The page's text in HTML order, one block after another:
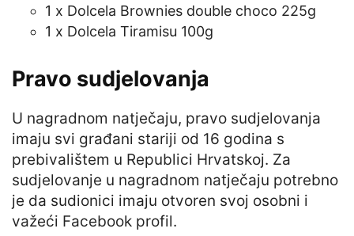
1 x Dolcela Brownies double choco 225g
1 x Dolcela Tiramisu 100g
Pravo sudjelovanja
U nagradnom natječaju, pravo sudjelovanja
imaju svi građani stariji od 16 godina s
prebivalištem u Republici Hrvatskoj. Za
sudjelovanje u nagradnom natječaju potrebno
je da sudionici imaju otvoren svoj osobni i
važeći Facebook profil.